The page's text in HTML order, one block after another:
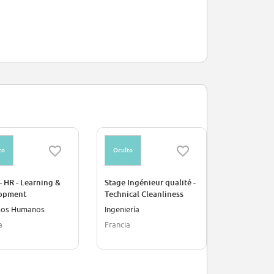
HR - Learning &
Humanos
Oculto
Stage Ingénieur qualité -
Technical Cleanliness
Ingeniería
Francia